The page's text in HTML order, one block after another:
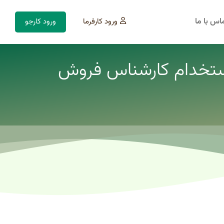
با ما ورود کارفرما ورود کارجو
کارشناس فروش